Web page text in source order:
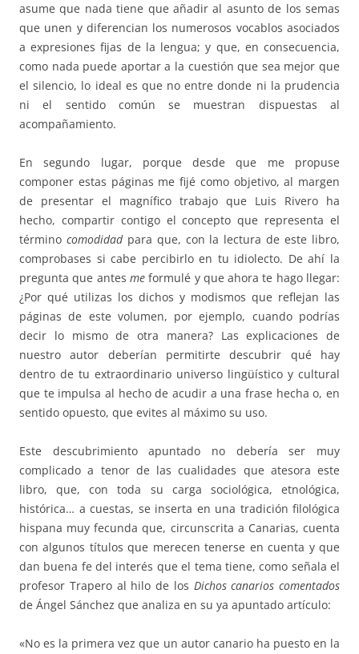
asume que nada tiene que añadir al asunto de los semas
que unen y diferencian los numerosos vocablos asociados
a expresiones fijas de la lengua; y que, en consecuencia,
como nada puede aportar a la cuestión que sea mejor que
el silencio, lo ideal es que no entre donde ni la prudencia
ni el sentido común se muestran dispuestas al
acompañamiento.
En segundo lugar, porque desde que me propuse
componer estas páginas me fijé como objetivo, al margen
de presentar el magnífico trabajo que Luis Rivero ha
hecho, compartir contigo el concepto que representa el
término comodidad para que, con la lectura de este libro,
comprobases si cabe percibirlo en tu idiolecto. De ahí la
pregunta que antes meformulé y que ahora te hago llegar:
¿Por qué utilizas los dichos y modismos que reflejan las
páginas de este volumen, por ejemplo, cuando podrías
decir lo mismo de otra manera? Las explicaciones de
nuestro autor deberían permitirte descubrir qué hay
dentro de tu extraordinario universo lingüístico y cultural
que te impulsa al hecho de acudir a una frase hecha o, en
sentido opuesto, que evites al máximo su uso.
Este descubrimiento apuntado no debería ser muy
complicado a tenor de las cualidades que atesora este
libro, que, con toda su carga sociológica, etnológica,
histórica… a cuestas, se inserta en una tradición filológica
hispana muy fecunda que, circunscrita a Canarias, cuenta
con algunos títulos que merecen tenerse en cuenta y que
dan buena fe del interés que el tema tiene, como señala el
profesor Trapero al hilo de los Dichos canarios comentados
de Ángel Sánchez que analiza en su ya apuntado artículo:
«No es la primera vez que un autor canario ha puesto en la